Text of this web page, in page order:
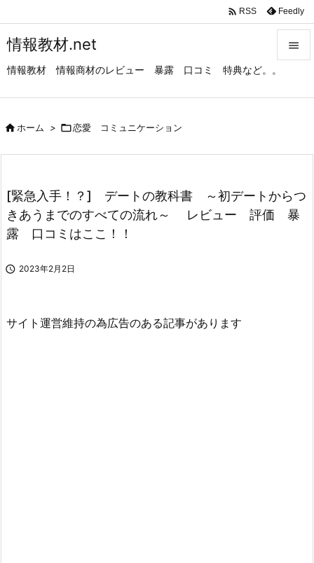
情報教材.net
情報教材 情報商材のレビュー 暴露 口コミ 特典など。。

次へ

 RSS Feedly
ホーム > 恋愛 コミュニケーション
[緊急入手！？] デートの教科書 ～初デートからつ
きあうまでのすべての流れ～ レビュー 評価 暴
露 口コミはここ！！
 2023年2月2日
サイト運営維持の為広告のある記事があります